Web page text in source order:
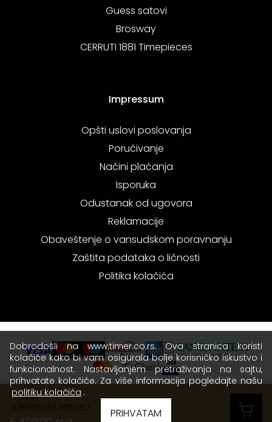
GUESS
JUBR05532JWYG52
Guess satovi
Brosway
CERRUTI 1881 Timepieces
Impressum
Opšti uslovi poslovanja
Poručivanje
Načini plaćanja
Isporuka
Odustanak od ugovora
Reklamacije
Obaveštenje o vansudskom poravnanju
Zaštita podataka o ličnosti
Politika kolačića
Copyright © 2026 Timer - Sva prava zadržana.
Dobrodošli na www.timer.co.rs. Ova stranica koristi
kolačiće kako bi vam osigurala bolje korisničko iskustvo i
funkcionalnost. Nastavljanjem pretraživanja na sajtu,
prihvatate kolačiće. Za više informacija pogledajte našu
politiku kolačića .
PRIHVATAM